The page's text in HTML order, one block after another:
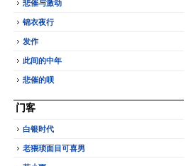
悲催与激动
锦衣夜行
发作
此间的中年
悲催的呗
门客
白银时代
老猥琐面目可喜男